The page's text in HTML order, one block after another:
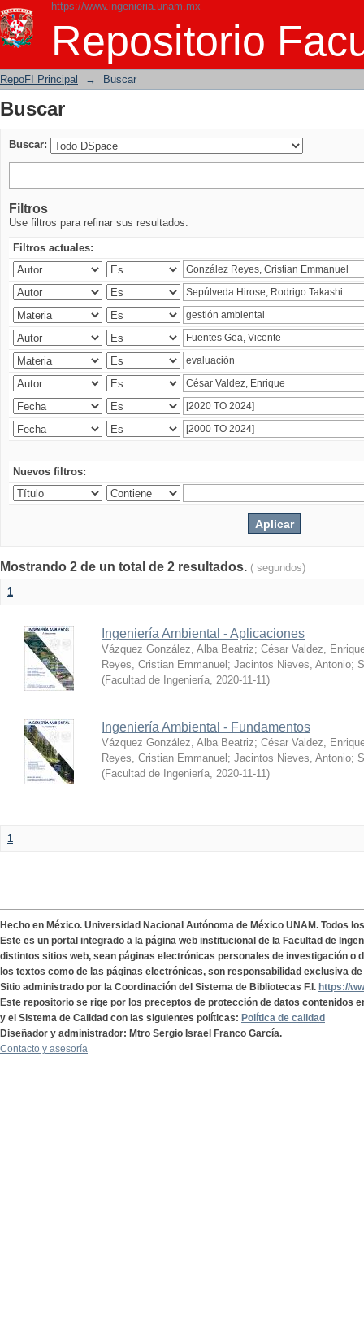
https://www.ingenieria.unam.mx
Repositorio
Buscar
RepoFI Principal → Buscar
Buscar
Buscar:
Filtros
Use filtros para refinar sus resultados.
Filtros actuales:
Nuevos filtros:
Mostrando 2 de un total de 2 resultados. ( segundos)
1
Ingeniería Ambiental - Aplicaciones
Vázquez González, Alba Beatriz; César Valdez,
Reyes, Cristian Emmanuel ; Jacintos Nieves, Antonio;
(Facultad de Ingeniería, 2020-11-11)
Ingeniería Ambiental - Fundamentos
Vázquez González, Alba Beatriz; César Valdez,
Reyes, Cristian Emmanuel ; Jacintos Nieves, Antonio;
(Facultad de Ingeniería, 2020-11-11)
1
Hecho en México. Universidad Nacional Autónoma de México UNAM. Todos
Este es un portal integrado a la página web institucional de la Facultad de
distintos sitios web, sean páginas electrónicas personales de investigación o
los textos como de las páginas electrónicas, son responsabilidad exclusiva
Sitio administrado por la Coordinación del Sistema de Bibliotecas F.I. https://
Este repositorio se rige por los preceptos de protección de datos contenidos
y el Sistema de Calidad con las siguientes políticas: Política de calidad
Diseñador y administrador: Mtro Sergio Israel Franco García.
Contacto y asesoría